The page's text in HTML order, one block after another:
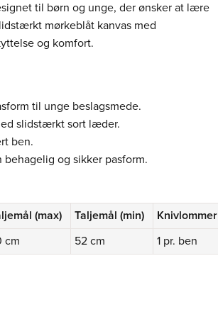
til børn og unge, der ønsker at lære
mørkeblåt kanvas med
og komfort.
til unge beslagsmede.
slidstærkt sort læder.
ben.
og sikker pasform.
(max) Taljemål (min)
Knivlommer
cm 52 cm 1 pr. ben